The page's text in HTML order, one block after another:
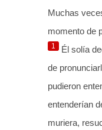
Muchas
momento de
1 Él solía
de
pudieron
entenderían
muriera,